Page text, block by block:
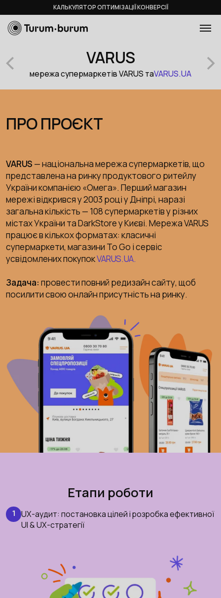
КАЛЬКУЛЯТОР ОПТИМІЗАЦІЇ КОНВЕРСІЇ
VARUS
мережа супермаркетів VARUS таVARUS.UA
ПРО ПРОЄКТ
VARUS — національна мережа супермаркетів, що
представлена на ринку продуктового ритейлу
України компанією «Омега». Перший магазин
мережі відкрився у 2003 році у Дніпрі, наразі
загальна кількість — 108 супермаркетів у різних
містах України та DarkStore у Києві. Мережа VARUS
працює в кількох форматах: класичні
супермаркети, магазини To Go і сервіс
усвідомлених покупокVARUS.UA.
Задача: провести повний редизайн сайту, щоб
посилити свою онлайн присутність на ринку.
Етапи роботи
1
UX-аудит: постановка цілей і розробка ефективної
UI & UX-стратегії